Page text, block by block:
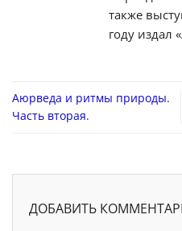
также
году издал
Аюрведа и ритмы природы.
Часть вторая.
ДОБАВИТЬ